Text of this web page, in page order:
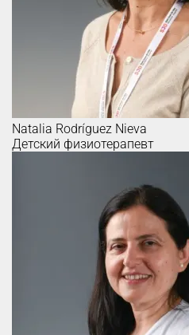
Natalia Rodríguez Nieva
Детский физиотерапевт